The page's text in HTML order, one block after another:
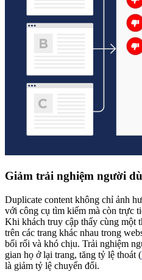
Giảm trải nghiệm người
Duplicate content không chỉ ảnh
với công cụ tìm kiếm mà còn trực
Khi khách truy cập thấy cùng một
trên các trang khác nhau trong
bối rối và khó chịu. Trải nghiệm
gian họ ở lại trang, tăng tỷ lệ thoát (
là giảm tỷ lệ chuyển đổi.